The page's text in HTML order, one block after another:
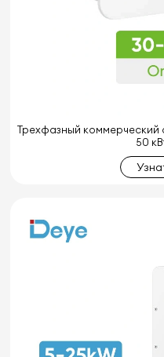
Трехфазный коммерческий
50